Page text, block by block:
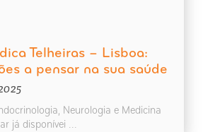
Telheiras – Lisboa:
a pensar na sua saúde
Neurologia e Medicina
já disponívei ...